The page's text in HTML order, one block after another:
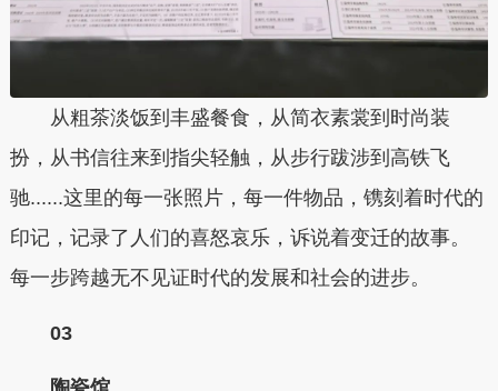
从粗茶淡饭到丰盛餐食，从简衣素裳到时尚装
扮，从书信往来到指尖轻触，从步行跋涉到高铁飞
驰......这里的每一张照片，每一件物品，镌刻着时代的
印记，记录了人们的喜怒哀乐，诉说着变迁的故事。
每一步跨越无不见证时代的发展和社会的进步。
03